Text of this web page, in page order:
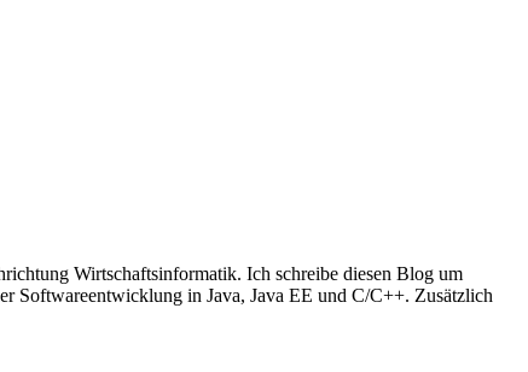
Wirtschaftsinformatik. Ich schreibe diesen Blog um
Softwareentwicklung in Java, Java EE und C/C++. Zusätzlich